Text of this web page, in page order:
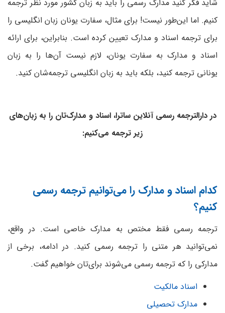
شاید فکر کنید مدارک رسمی را باید به زبان کشور مورد نظر ترجمه
کنیم. اما این‌طور نیست! برای مثال، سفارت یونان زبان انگلیسی را
برای ترجمه اسناد و مدارک تعیین کرده است. بنابراین، برای ارائه
اسناد و مدارک به سفارت یونان، لازم نیست آن‌ها را به زبان
یونانی ترجمه کنید، بلکه باید به زبان انگلیسی ترجمه‌شان کنید.
در دارالترجمه رسمی آنلاین ساترا، اسناد و مدارک‌تان را به زبان‌های
زیر ترجمه می‎‌کنیم:
کدام اسناد و مدارک را می‌توانیم ترجمه رسمی
کنیم؟
ترجمه رسمی فقط مختص به مدارک خاصی است. در واقع،
نمی‌توانید هر متنی را ترجمه رسمی کنید. در ادامه، برخی از
مدارکی را که ترجمه رسمی می‌شوند برای‌تان خواهیم گفت.
اسناد مالکیت
مدارک تحصیلی